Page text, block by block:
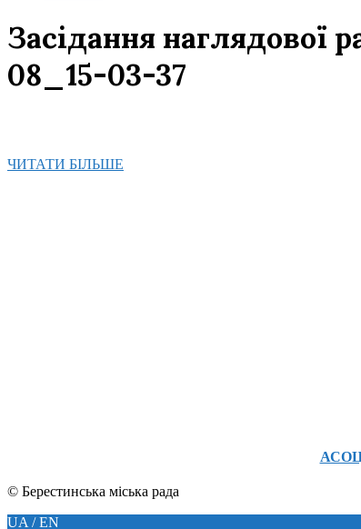
Засідання наглядової
08_15-03-37
ЧИТАТИ БІЛЬШЕ
© Берестинська міська рада
UA / EN